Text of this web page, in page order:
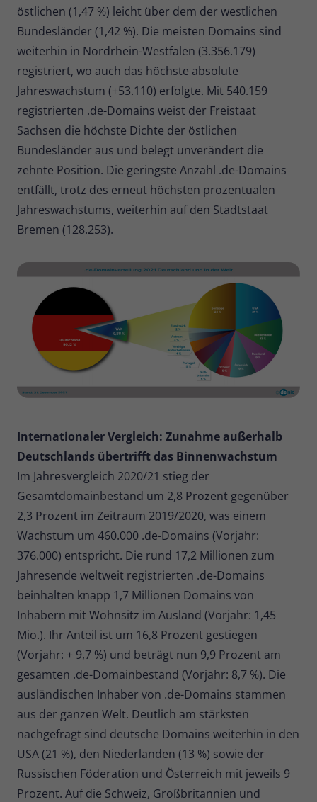
östlichen (1,47 %) leicht über dem der westlichen
Bundesländer (1,42 %). Die meisten Domains sind
weiterhin in Nordrhein-Westfalen (3.356.179)
registriert, wo auch das höchste absolute
Jahreswachstum (+53.110) erfolgte. Mit 540.159
registrierten .de-Domains weist der Freistaat
Sachsen die höchste Dichte der östlichen
Bundesländer aus und belegt unverändert die
zehnte Position. Die geringste Anzahl .de-Domains
entfällt, trotz des erneut höchsten prozentualen
Jahreswachstums, weiterhin auf den Stadtstaat
Bremen (128.253).
Internationaler Vergleich: Zunahme außerhalb
Deutschlands übertrifft das Binnenwachstum
Im Jahresvergleich 2020/21 stieg der
Gesamtdomainbestand um 2,8 Prozent gegenüber
2,3 Prozent im Zeitraum 2019/2020, was einem
Wachstum um 460.000 .de-Domains (Vorjahr:
376.000) entspricht. Die rund 17,2 Millionen zum
Jahresende weltweit registrierten .de-Domains
beinhalten knapp 1,7 Millionen Domains von
Inhabern mit Wohnsitz im Ausland (Vorjahr: 1,45
Mio.). Ihr Anteil ist um 16,8 Prozent gestiegen
(Vorjahr: + 9,7 %) und beträgt nun 9,9 Prozent am
gesamten .de-Domainbestand (Vorjahr: 8,7 %). Die
ausländischen Inhaber von .de-Domains stammen
aus der ganzen Welt. Deutlich am stärksten
nachgefragt sind deutsche Domains weiterhin in den
USA (21 %), den Niederlanden (13 %) sowie der
Russischen Föderation und Österreich mit jeweils 9
Prozent. Auf die Schweiz, Großbritannien und